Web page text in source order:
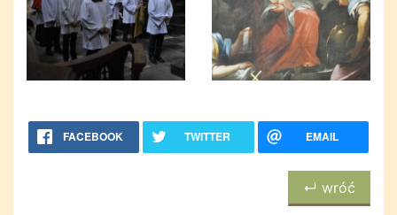
FACEBOOK TWITTER EMAIL
↵ wróć